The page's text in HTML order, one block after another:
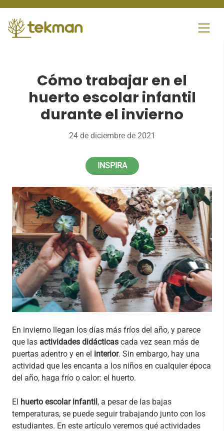
content
Cómo trabajar en el
huerto escolar infantil
durante el invierno
24 de diciembre de 2021
INSPIRA
En invierno llegan los días más fríos del año, y parece
que las actividades didácticas cada vez sean más de
puertas adentro y en el interior. Sin embargo, hay una
actividad que les encanta a los niños en cualquier época
del año, haga frío o calor: el huerto.
El huerto escolar infantil, a pesar de las bajas
temperaturas, se puede seguir trabajando junto con los
estudiantes. En este artículo veremos qué actividades